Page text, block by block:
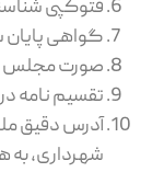
فتوکپی
گواهی
صورت مجلس
تقسیم نامه
آدرس دقیق
شهرداری، به